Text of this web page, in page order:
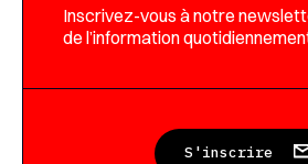
Inscrivez-vous à notre
de l’information
S'inscrire